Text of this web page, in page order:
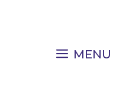
MENU